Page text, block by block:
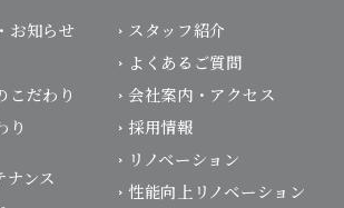
お知らせ
こだわり
り
ナンス
スタッフ紹介
よくあるご質問
会社案内・アクセス
採用情報
リノベーション
性能向上リノベーション